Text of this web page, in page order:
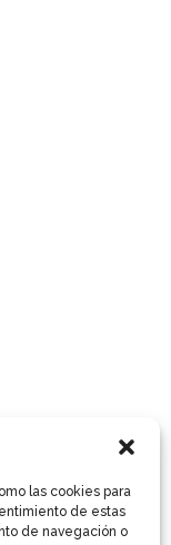
las cookies para
de estas
de navegación o